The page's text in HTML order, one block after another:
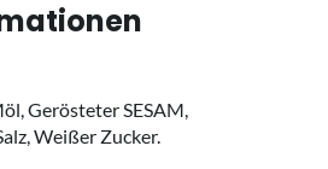
Gerösteter SESAM,
Weißer Zucker.